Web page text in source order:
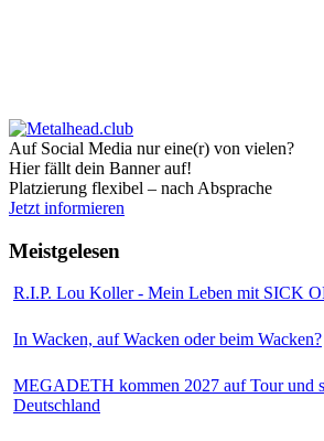
Auf Social Media nur eine(r) von vielen?
Hier fällt dein Banner auf!
Platzierung flexibel – nach Absprache
Jetzt informieren
Meistgelesen
R.I.P. Lou Koller - Mein Leben mit SICK
In Wacken, auf Wacken oder beim Wacken?
MEGADETH kommen 2027 auf Tour und
Deutschland